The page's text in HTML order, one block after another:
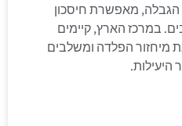
הגבלה, מאפשרת חיסכון
במרכז הארץ, קיימים
הפלדה ומשלבים
היעילות.